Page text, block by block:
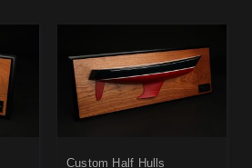
Custom Half Hulls